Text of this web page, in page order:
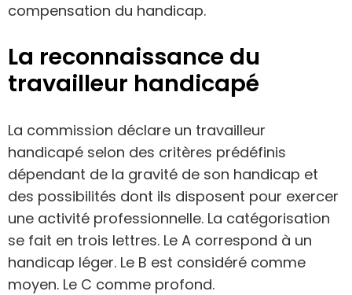
compensation du handicap.
La reconnaissance du
travailleur handicapé
La commission déclare un travailleur
handicapé selon des critères prédéfinis
dépendant de la gravité de son handicap et
des possibilités dont ils disposent pour exercer
une activité professionnelle. La catégorisation
se fait en trois lettres. Le A correspond à un
handicap léger. Le B est considéré comme
moyen. Le C comme profond.